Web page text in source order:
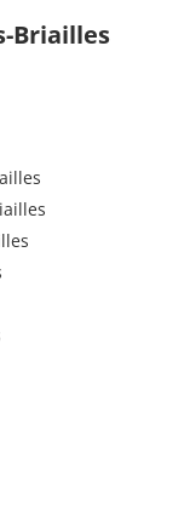
Briailles